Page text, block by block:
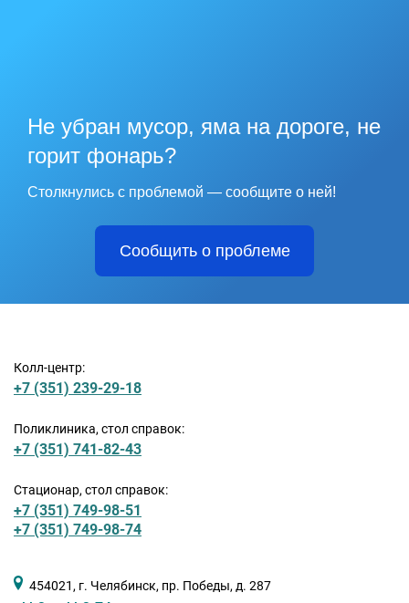
Не убран мусор, яма на дороге, не
горит фонарь?
Столкнулись с проблемой — сообщите о ней!
Сообщить о проблеме
Колл-центр:
+7 (351) 239-29-18
Поликлиника, стол справок:
+7 (351) 741-82-43
Стационар, стол справок:
+7 (351) 749-98-51
+7 (351) 749-98-74
454021, г. Челябинск, пр. Победы, д. 287